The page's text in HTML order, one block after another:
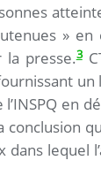
»
la presse.3
un
en
conclusion
lequel